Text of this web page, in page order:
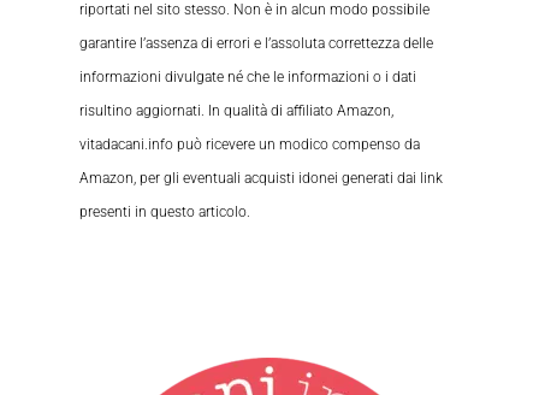
riportati nel sito stesso. Non è in alcun modo possibile
garantire l’assenza di errori e l’assoluta correttezza delle
informazioni divulgate né che le informazioni o i dati
risultino aggiornati. In qualità di affiliato Amazon,
vitadacani.info può ricevere un modico compenso da
Amazon, per gli eventuali acquisti idonei generati dai link
presenti in questo articolo.